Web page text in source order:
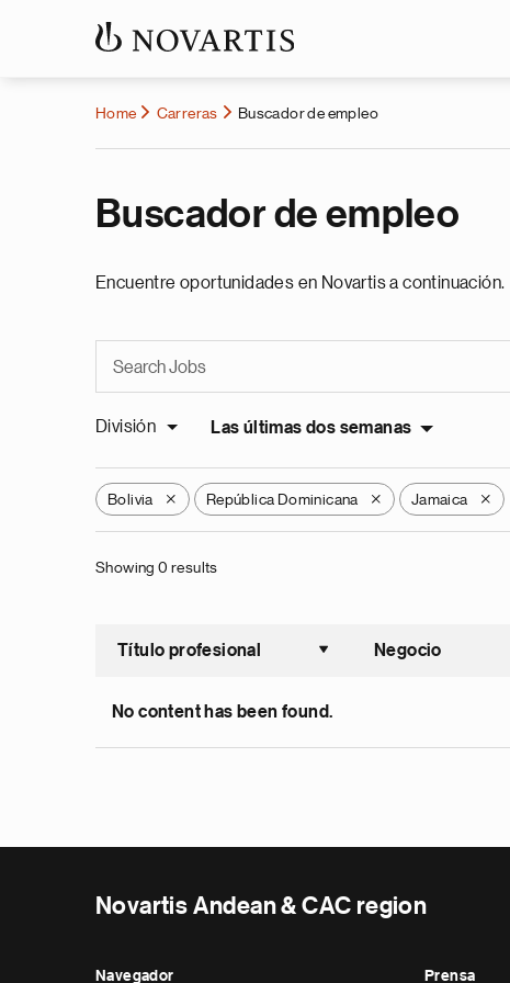
Home Carreras Buscador de empleo
Buscador de empleo
Encuentre oportunidades en Novartis a continuación.
División Las últimas dos semanas
Bolivia X República Dominicana X Jamaica X
Showing 0 results
Título profesional
Ordenar
Negocio
No content has been found.
Novartis Andean & CAC region
Navegador Prensa